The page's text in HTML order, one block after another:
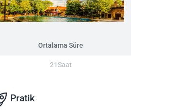
Ortalama Süre
21Saat
Pratik